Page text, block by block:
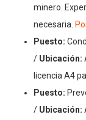
minero.
necesaria.
Puesto:
/ Ubicación:
licencia A4
Puesto:
/ Ubicación: